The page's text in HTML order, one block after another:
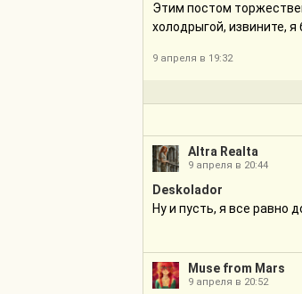
Этим постом
холодрыгой, извините,
9 апреля в 19:32
Altra Realta
9 апреля в 20:44
Deskolador
Ну и пусть, я все равно
Muse from Mars
9 апреля в 20:52